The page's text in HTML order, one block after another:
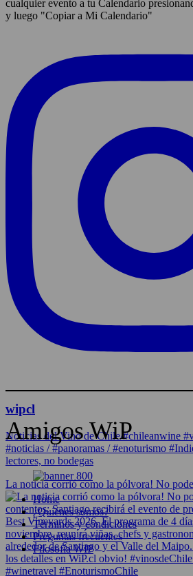
cualquier evento a tu Calendario
y luego "Copiar a Mi Calendario"
wipcl
Noticias del Vino de Chile/#chileanwine
#noticias / #panoramas / #enoturismo
lectores, no bodegas
La noticia corrió como la pólvora! No
Amigos WiP
Home
¿Quiénes somos?
Términos y condiciones
Preguntas frecuentes
Filosofía WIP